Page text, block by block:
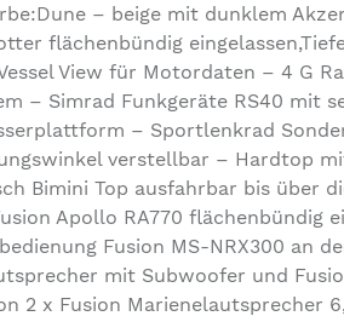
– beige mit dunklem
flächenbündig
View für Motordaten – 4 G
– Simrad Funkgeräte RS40 mit
– Sportlenkrad
verstellbar – Hardtop
Bimini Top ausfahrbar bis über
Apollo RA770 flächenbündig
Fusion MS-NRX300 an
mit Subwoofer und
2 x Fusion Marienelautsprecher